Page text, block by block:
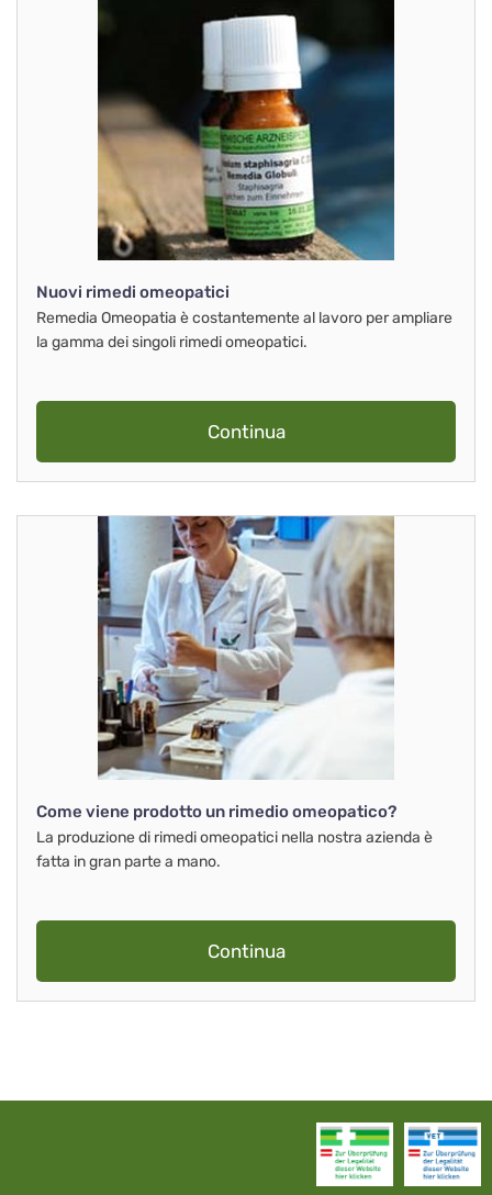
Nuovi rimedi omeopatici
Remedia Omeopatia è costantemente al lavoro per ampliare
la gamma dei singoli rimedi omeopatici.
Continua
Come viene prodotto un rimedio omeopatico?
La produzione di rimedi omeopatici nella nostra azienda è
fatta in gran parte a mano.
Continua